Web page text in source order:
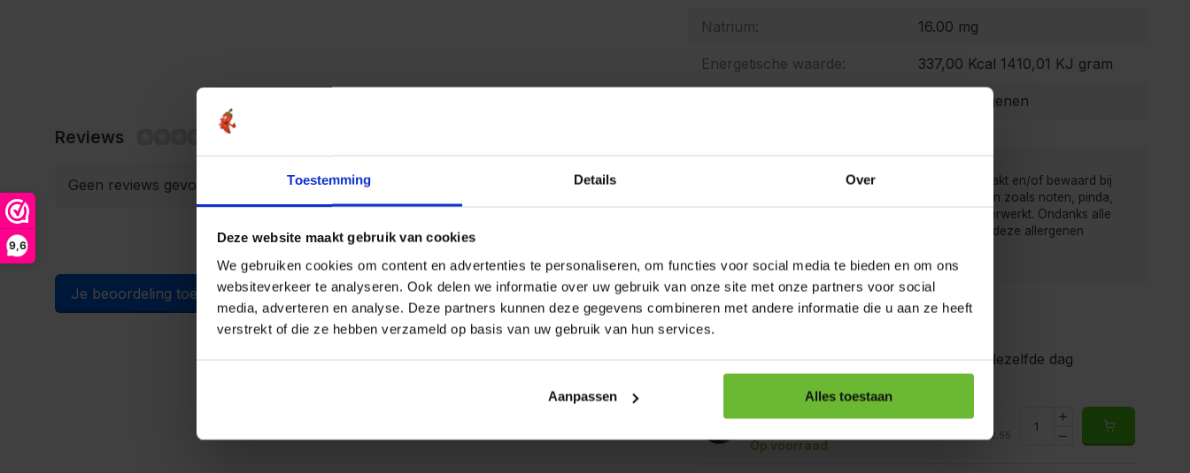
Toestemming Details Over
Deze website maakt gebruik van cookies
We gebruiken cookies om content en advertenties te personaliseren, om functies voor social media te bieden en om ons
websiteverkeer te analyseren. Ook delen we informatie over uw gebruik van onze site met onze partners voor social
media, adverteren en analyse. Deze partners kunnen deze gegevens combineren met andere informatie die u aan ze heeft
verstrekt of die ze hebben verzameld op basis van uw gebruik van hun services.
Aanpassen Alles toestaan
9,6
Reviews 0/10
Geen reviews gevonden
Je beoordeling toevoegen
Natrium: 16.00 mg
Energetische waarde: 337,00 Kcal 1410,01 KJ gram
Geen allergenen
De producten van de Kruidenbaron worden verpakt en/of bewaard bij
bedrijven waar men ook producten met allergenen zoals noten, pinda,
mosterd, selderij, gluten, sesam, soja en sulfiet verwerkt. Ondanks alle
goede voorzorgen is het mogelijk dat producten deze allergenen
Op werkdagen voor 15.00 uur besteld, dezelfde dag
verzonden.
Zakje 50 gram
Op voorraad
€2,55
€2,55